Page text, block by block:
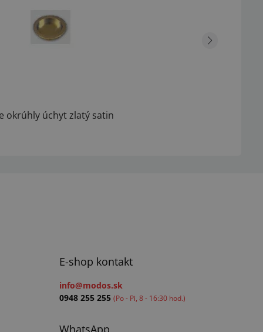
okrúhly úchyt zlatý satin
E-shop kontakt
info@modos.sk
0948 255 255 (Po - Pi, 8 - 16:30 hod.)